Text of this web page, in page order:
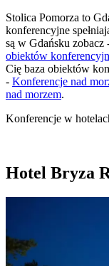
Stolica Pomorza to
konferencyjne
są w Gdańsku zobacz
obiektów
Cię baza obiektów
- Konferencje nad
nad morzem.
Konferencje w
Hotel Bryza